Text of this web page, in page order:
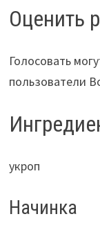
Оценить
Голосовать
пользователи
укроп
Начинка